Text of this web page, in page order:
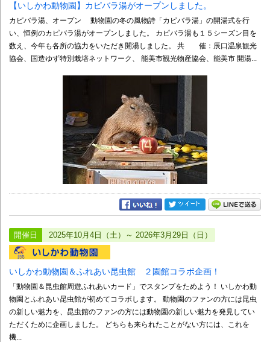
【いしかわ動物園】カピバラ湯がオープンしました。
カピバラ湯、オープン 動物園の冬の風物詩「カピバラ湯」の開湯式を行
い、恒例のカピバラ湯がオープンしました。 カピバラ湯も１５シーズン目を
数え、今年も各所の協力をいただき開湯しました。 共 催：辰口温泉観光
協会、国造ゆず特別栽培ネットワーク、 能美市観光物産協会、能美市 開湯...
開催日 2025年10月4日（土）～ 2026年3月29日（日）
いしかわ動物園＆ふれあい昆虫館 ２園館コラボ企画！
「動物園＆昆虫館周遊ふれあいカード」でスタンプをためよう！ いしかわ動
物園とふれあい昆虫館が初めてコラボします。 動物園のファンの方には昆虫
の新しい魅力を、昆虫館のファンの方には動物園の新しい魅力を発見してい
ただくために企画しました。 どちらも来られたことがない方には、これを
機...